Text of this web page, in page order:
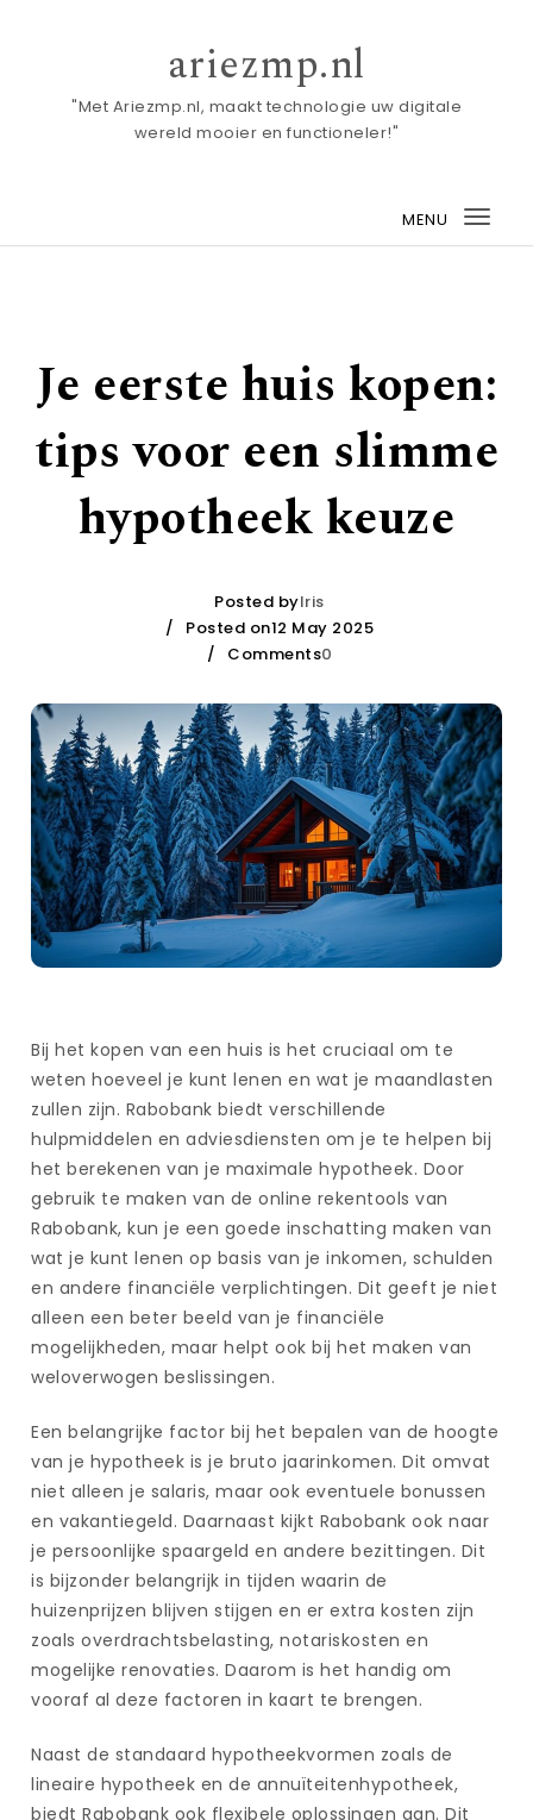
ariezmp.nl
"Met Ariezmp.nl, maakt technologie uw digitale
wereld mooier en functioneler!"
MENU
Je eerste huis kopen:
tips voor een slimme
hypotheek keuze
Posted byIris
Posted on12 May 2025
Comments0
Bij het kopen van een huis is het cruciaal om te
weten hoeveel je kunt lenen en wat je maandlasten
zullen zijn. Rabobank biedt verschillende
hulpmiddelen en adviesdiensten om je te helpen bij
het berekenen van je maximale hypotheek. Door
gebruik te maken van de online rekentools van
Rabobank, kun je een goede inschatting maken van
wat je kunt lenen op basis van je inkomen, schulden
en andere financiële verplichtingen. Dit geeft je niet
alleen een beter beeld van je financiële
mogelijkheden, maar helpt ook bij het maken van
weloverwogen beslissingen.
Een belangrijke factor bij het bepalen van de hoogte
van je hypotheek is je bruto jaarinkomen. Dit omvat
niet alleen je salaris, maar ook eventuele bonussen
en vakantiegeld. Daarnaast kijkt Rabobank ook naar
je persoonlijke spaargeld en andere bezittingen. Dit
is bijzonder belangrijk in tijden waarin de
huizenprijzen blijven stijgen en er extra kosten zijn
zoals overdrachtsbelasting, notariskosten en
mogelijke renovaties. Daarom is het handig om
vooraf al deze factoren in kaart te brengen.
Naast de standaard hypotheekvormen zoals de
lineaire hypotheek en de annuïteitenhypotheek,
biedt Rabobank ook flexibele oplossingen aan. Dit